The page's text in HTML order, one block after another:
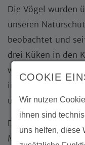
Die Vögel wurden
unseren
beobachtet und
drei Küken in den
werden. Dies ist
im
und Fern anzieht.
Die
Mitte des
COOKIE
Wir nutzen
ihnen sind
uns helfen, diese